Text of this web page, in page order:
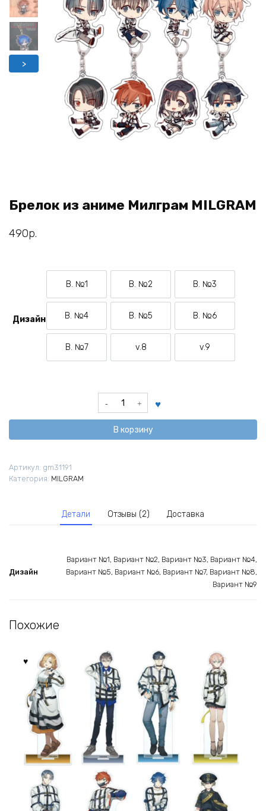
>
Брелок из аниме Милграм MILGRAM
490р.
Дизайн
В. №1
Вариант №1
В. №2
Вариант №2
В. №3
Вариант №3
В. №4
Вариант №4
В. №5
Вариант №5
В. №6
Вариант №6
В. №7
Вариант №7
v.8
Вариант №8
v.9
Вариант №9
Количество
товара
В корзину
Артикул: gm31191
Категория: MILGRAM
Детали Отзывы (2) Доставка
Дизайн
Вариант №1, Вариант №2, Вариант №3, Вариант №4,
Вариант №5, Вариант №6, Вариант №7, Вариант №8,
Вариант №9
Похожие